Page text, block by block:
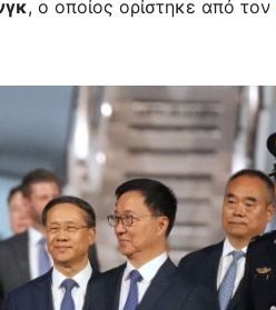
, ο οποίος ορίστηκε από τον